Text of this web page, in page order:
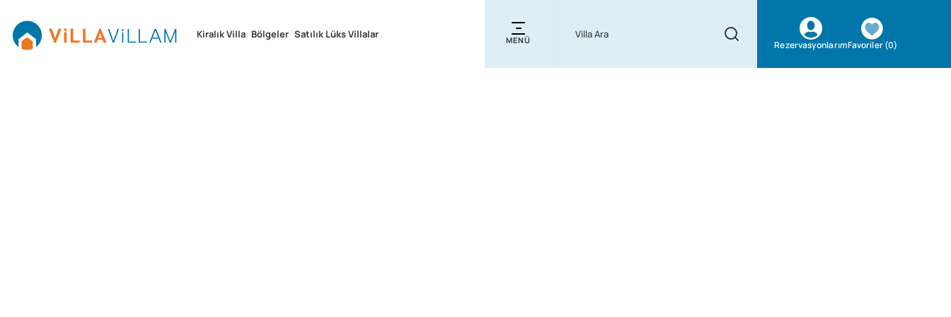
Kiralık Villa Bölgeler Satılık Lüks Villalar MENÜ RezervasyonlarımFavoriler(0)